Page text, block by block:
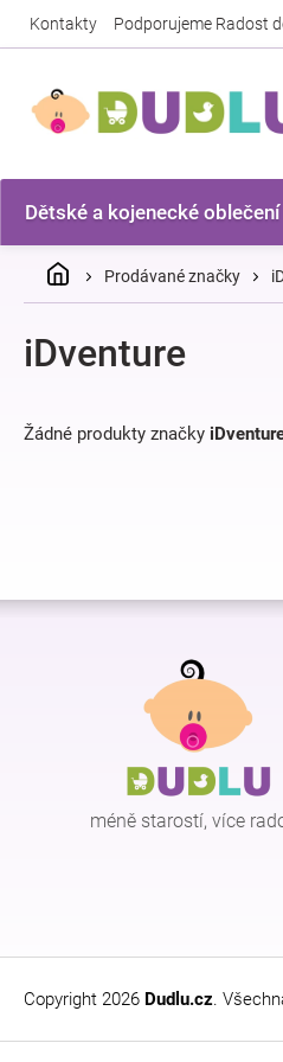
Kontakty Podporujeme Radost
Dětské a kojenecké oblečení
DomůProdávané značky
iDventure
Žádné produkty značky
Z
méně starostí, více
Copyright 2026 Dudlu.cz.